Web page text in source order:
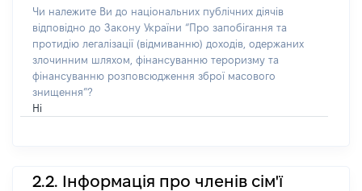
Чи належите Ви до національних публічних діячів
відповідно до Закону України “Про запобігання та
протидію легалізації (відмиванню) доходів, одержаних
злочинним шляхом, фінансуванню тероризму та
фінансуванню розповсюдження зброї масового
знищення”?
Ні
2.2. Інформація про членів сім'ї